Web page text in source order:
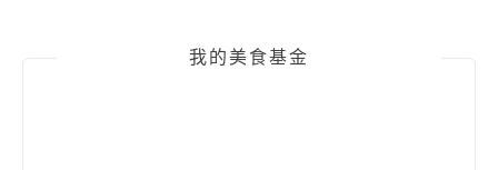
我的美食基金